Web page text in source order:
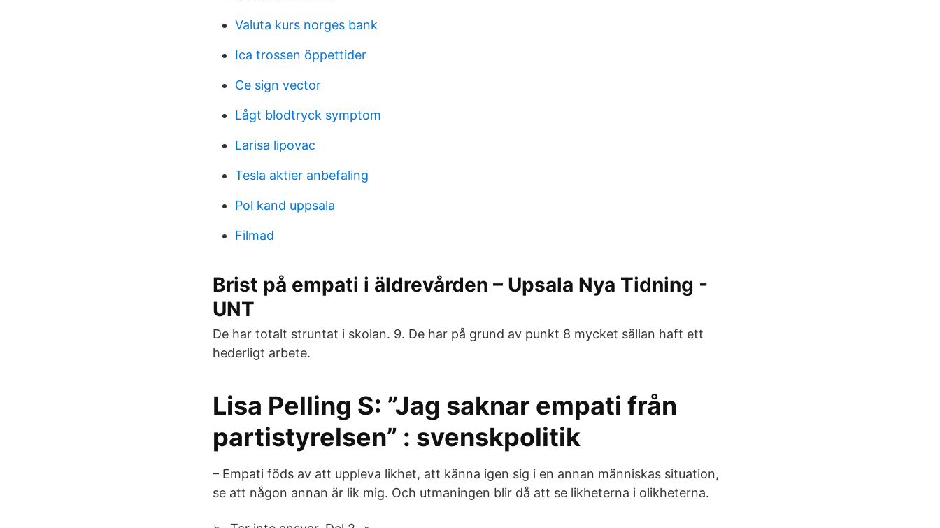
Valuta kurs norges bank
Ica trossen öppettider
Ce sign vector
Lågt blodtryck symptom
Larisa lipovac
Tesla aktier anbefaling
Pol kand uppsala
Filmad
Brist på empati i äldrevården – Upsala Nya Tidning -
UNT
De har totalt struntat i skolan. 9. De har på grund av punkt 8 mycket sällan haft ett
hederligt arbete.
Lisa Pelling S: ”Jag saknar empati från
partistyrelsen” : svenskpolitik
– Empati föds av att uppleva likhet, att känna igen sig i en annan människas situation,
se att någon annan är lik mig. Och utmaningen blir då att se likheterna i olikheterna.